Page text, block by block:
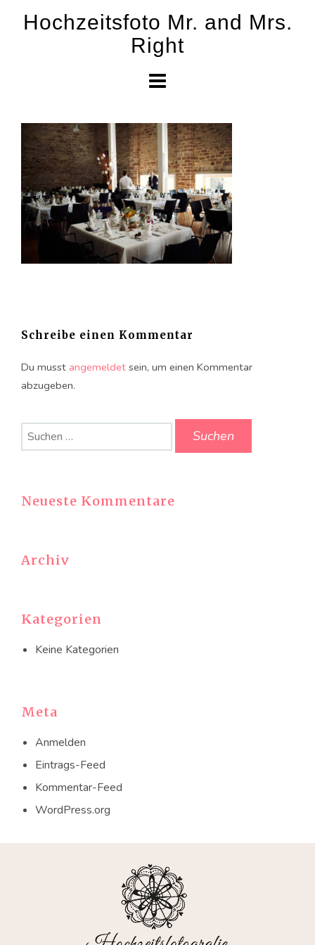
Hochzeitsfoto Mr. and Mrs.
Right
Schreibe einen Kommentar
Du musst angemeldet sein, um einen Kommentar
abzugeben.
Suchen
nach:
Neueste Kommentare
Archiv
Kategorien
Keine Kategorien
Meta
Anmelden
Eintrags-Feed
Kommentar-Feed
WordPress.org